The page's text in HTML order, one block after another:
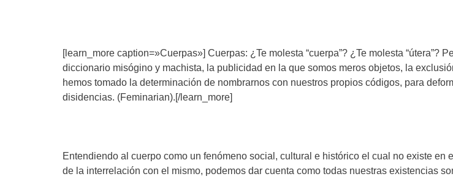
[learn_more caption=»Cuerpas»] Cuerpas: ¿Te molesta “cuerpa”? ¿Te molesta
diccionario misógino y machista, la publicidad en la que somos meros objetos, la
hemos tomado la determinación de nombrarnos con nuestros propios códigos, para
disidencias. (Feminarian).[/learn_more]
Entendiendo al cuerpo como un fenómeno social, cultural e histórico el cual no existe
de la interrelación con el mismo, podemos dar cuenta como todas nuestras existencias